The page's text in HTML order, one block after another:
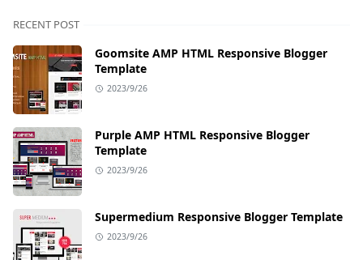
RECENT POST
Goomsite AMP HTML Responsive Blogger
Template
2023/9/26
Purple AMP HTML Responsive Blogger
Template
2023/9/26
Supermedium Responsive Blogger Template
2023/9/26